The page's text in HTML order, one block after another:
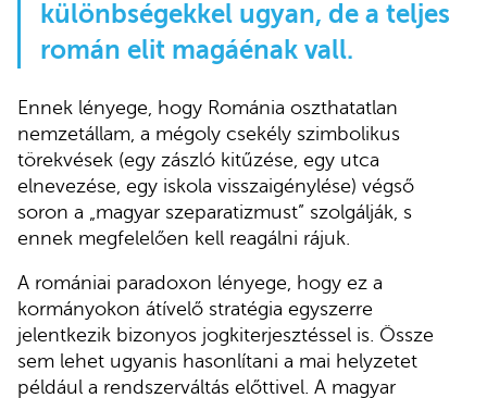
különbségekkel ugyan, de a teljes
román elit magáénak vall.
Ennek lényege, hogy Románia oszthatatlan
nemzetállam, a mégoly csekély szimbolikus
törekvések (egy zászló kitűzése, egy utca
elnevezése, egy iskola visszaigénylése) végső
soron a „magyar szeparatizmust” szolgálják, s
ennek megfelelően kell reagálni rájuk.
A romániai paradoxon lényege, hogy ez a
kormányokon átívelő stratégia egyszerre
jelentkezik bizonyos jogkiterjesztéssel is. Össze
sem lehet ugyanis hasonlítani a mai helyzetet
például a rendszerváltás előttivel. A magyar